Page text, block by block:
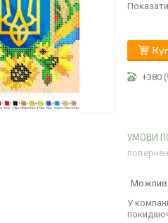
Показати
+380
У